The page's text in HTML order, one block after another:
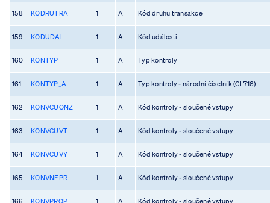
158 KODRUTRA 1 A Kód druhu transakce
159 KODUDAL 1 A Kód události
160 KONTYP 1 A Typ kontroly
161 KONTYP_A 1 A Typ kontroly - národní číselník (CL716)
162 KONVCUONZ 1 A Kód kontroly - sloučené vstupy
163 KONVCUVT 1 A Kód kontroly - sloučené vstupy
164 KONVCUVY 1 A Kód kontroly - sloučené vstupy
165 KONVNEPR 1 A Kód kontroly - sloučené vstupy
166 KONVPROP 1 A Kód kontroly - sloučené vstupy